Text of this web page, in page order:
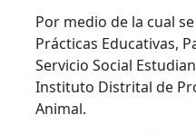
Por medio de la cual
Prácticas Educativas,
Servicio Social
Instituto Distrital de
Animal.